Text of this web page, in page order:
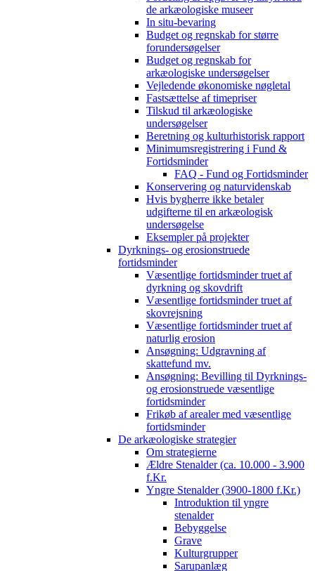
de arkæologiske museer
In situ-bevaring
Budget og regnskab for større
forundersøgelser
Budget og regnskab for
arkæologiske undersøgelser
Vejledende økonomiske nøgletal
Fastsættelse af timepriser
Tilskud til arkæologiske
undersøgelser
Beretning og kulturhistorisk rapport
Minimumsregistrering i Fund &
Fortidsminder
FAQ - Fund og Fortidsminder
Konservering og naturvidenskab
Hvis bygherre ikke betaler
udgifterne til en arkæologisk
undersøgelse
Eksempler på projekter
Dyrknings- og erosionstruede
fortidsminder
Væsentlige fortidsminder truet af
dyrkning og skovdrift
Væsentlige fortidsminder truet af
skovrejsning
Væsentlige fortidsminder truet af
naturlig erosion
Ansøgning: Udgravning af
skattefund mv.
Ansøgning: Bevilling til Dyrknings-
og erosionstruede væsentlige
fortidsminder
Frikøb af arealer med væsentlige
fortidsminder
De arkæologiske strategier
Om strategierne
Ældre Stenalder (ca. 10.000 - 3.900
f.Kr.
Yngre Stenalder (3900-1800 f.Kr.)
Introduktion til yngre
stenalder
Bebyggelse
Grave
Kulturgrupper
Sarupanlæg